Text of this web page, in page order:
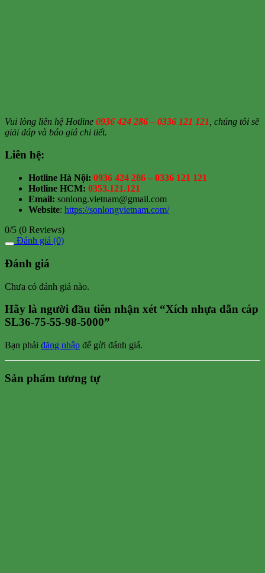
Vui lòng liên hệ Hotline 0936 424 286 – 0336 121 121 , chúng tôi sẽ
giải đáp và báo giá chi tiết.
Liên hệ:
Hotline Hà Nội: 0936 424 286 – 0336 121 121
Hotline HCM: 0353.121.121
Email: sonlong.vietnam@gmail.com
Website: https://sonlongvietnam.com/
0/5 (0 Reviews)
Đánh giá (0)
Đánh giá
Chưa có đánh giá nào.
Hãy là người đầu tiên nhận xét “Xích nhựa dẫn cáp
SL36-75-55-98-5000”
Bạn phải đăng nhập để gửi đánh giá.
Sản phẩm tương tự